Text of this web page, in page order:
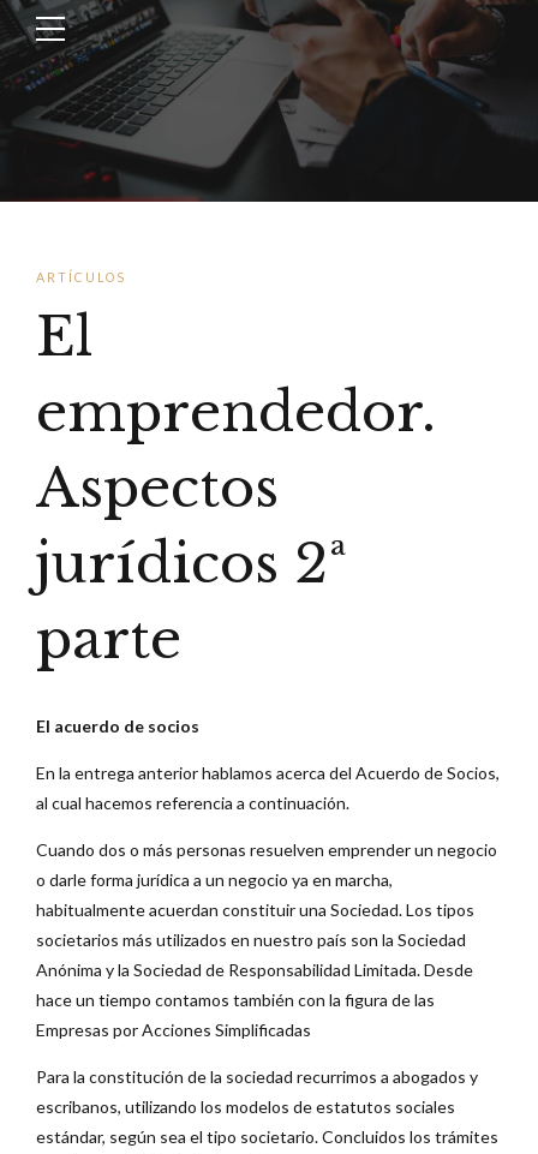
ARTÍCULOS
El
emprendedor.
Aspectos
jurídicos 2ª
parte
El acuerdo de socios
En la entrega anterior hablamos acerca del Acuerdo de Socios,
al cual hacemos referencia a continuación.
Cuando dos o más personas resuelven emprender un negocio
o darle forma jurídica a un negocio ya en marcha,
habitualmente acuerdan constituir una Sociedad. Los tipos
societarios más utilizados en nuestro país son la Sociedad
Anónima y la Sociedad de Responsabilidad Limitada. Desde
hace un tiempo contamos también con la figura de las
Empresas por Acciones Simplificadas
Para la constitución de la sociedad recurrimos a abogados y
escribanos, utilizando los modelos de estatutos sociales
estándar, según sea el tipo societario. Concluidos los trámites